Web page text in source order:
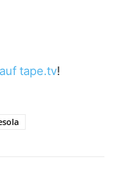
tape.tv!